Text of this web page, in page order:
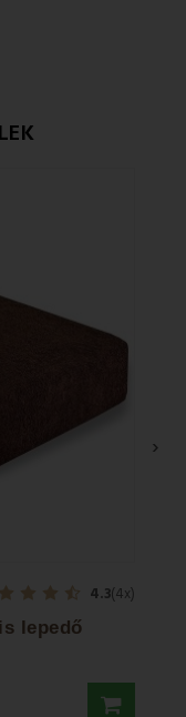
4.3(4x)
lepedő
›